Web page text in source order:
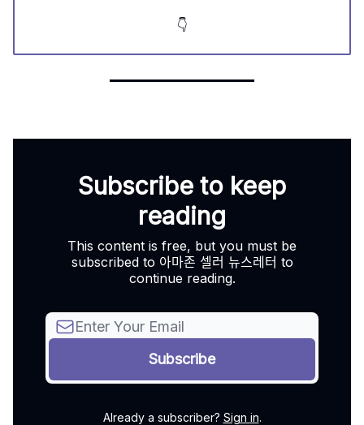
👇
Subscribe to keep
reading
This content is free, but you must be
subscribed to 아마존 셀러 뉴스레터 to
continue reading.
Already a subscriber? Sign in.